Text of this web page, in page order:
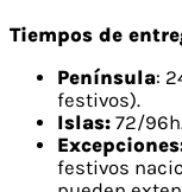
Tiempos de
Península:
festivos).
Islas: 72/
festivos